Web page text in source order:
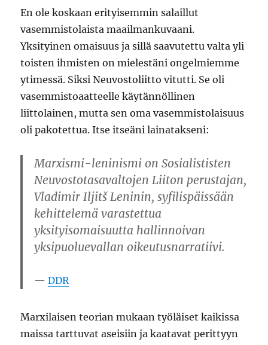
En ole koskaan erityisemmin salaillut
vasemmistolaista maailmankuvaani.
Yksityinen omaisuus ja sillä saavutettu valta yli
toisten ihmisten on mielestäni ongelmiemme
ytimessä. Siksi Neuvostoliitto vitutti. Se oli
vasemmistoaatteelle käytännöllinen
liittolainen, mutta sen oma vasemmistolaisuus
oli pakotettua. Itse itseäni lainatakseni:
Marxismi-leninismi on Sosialististen
Neuvostotasavaltojen Liiton perustajan,
Vladimir Iljitš Leninin, syfilispäissään
kehittelemä varastettua
yksityisomaisuutta hallinnoivan
yksipuoluevallan oikeutusnarratiivi.
DDR
Marxilaisen teorian mukaan työläiset kaikissa
maissa tarttuvat aseisiin ja kaatavat perittyyn